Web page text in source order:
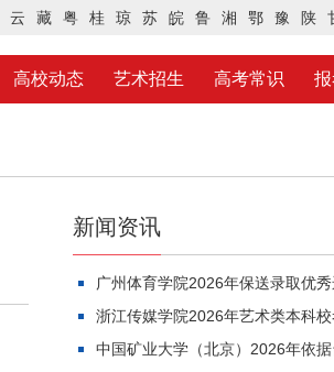
云 藏 粤 桂 琼 苏 皖 鲁 湘 鄂 豫 陕
高校动态 艺术招生 高考常识
新闻资讯
广州体育学院2026年保送录取优
浙江传媒学院2026年艺术类本科
中国矿业大学（北京）2026年依